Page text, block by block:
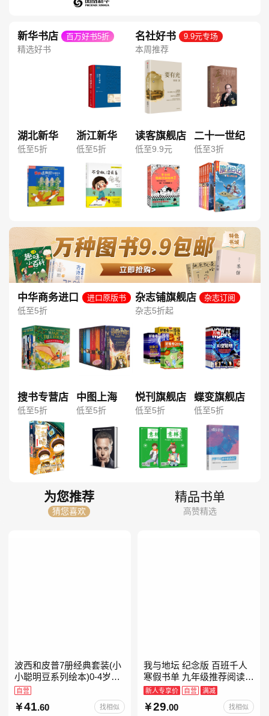
新华书店 百万好书5折
精选好书
名社好书 9.9元专场
本周推荐
湖北新华
低至5折
浙江新华
低至5折
读客旗舰店
低至9.9元
二十一世纪
低至3折
中华商务进口
图书旗舰店
进口原版书
低至5折
杂志铺旗舰店 杂志订阅
杂志5折起
搜书专营店
低至5折
中图上海
低至5折
悦刊旗舰店
低至5折
蝶变旗舰店
低至5折
为您推荐
猜您喜欢
精品书单
高赞精选
波西和皮普7册经典套装(小
小聪明豆系列绘本)0-4岁低
幼启蒙情绪管理习惯养成绘
本，引导宝宝认识接纳情绪
培养好品质，发现快
自营
41 .60 找相似
我与地坛 纪念版 百班千人
寒假书单 九年级推荐阅读
当当自营
新人专享价 自营 满减
29.00 找相似